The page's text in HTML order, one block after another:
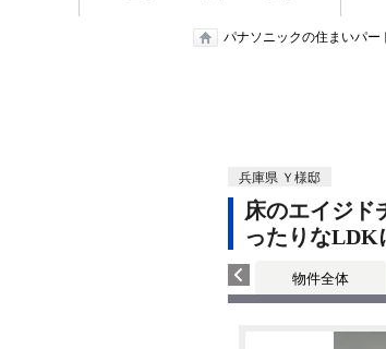
パナソニックの住まいパー
兵庫県 Ｙ様邸
床のエイジド
ったりなLDK
物件全体